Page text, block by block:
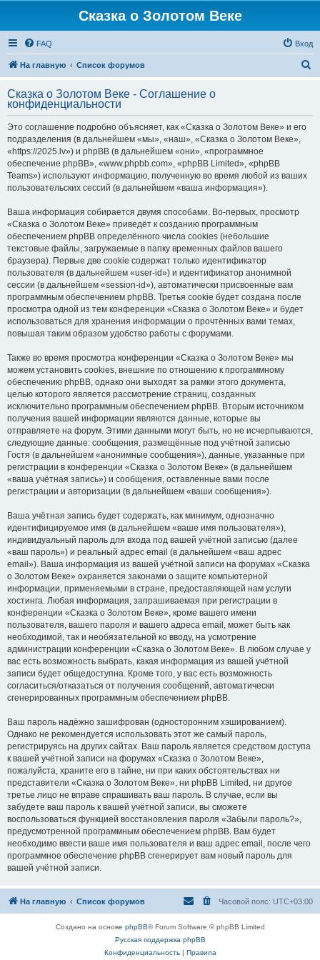
Сказка о Золотом Веке
FAQ Вход
На главную Список форумов
с
Сказка о Золотом Веке - Соглашение о
конфиденциальности
Это соглашение подробно объясняет, как «Сказка о Золотом Веке» и его
подразделения (в дальнейшем «мы», «наш», «Сказка о Золотом Веке»,
«https://2025.lv») и phpBB (в дальнейшем «они», «программное
обеспечение phpBB», «www.phpbb.com», «phpBB Limited», «phpBB
Teams») используют информацию, полученную во время любой из ваших
пользовательских сессий (в дальнейшем «ваша информация»).
Ваша информация собирается двумя способами. Во-первых, просмотр
«Сказка о Золотом Веке» приведёт к созданию программным
обеспечением phpBB определённого числа cookies (небольшие
текстовые файлы, загружаемые в папку временных файлов вашего
браузера). Первые две cookie содержат только идентификатор
пользователя (в дальнейшем «user-id») и идентификатор анонимной
сессии (в дальнейшем «session-id»), автоматически присвоенные вам
программным обеспечением phpBB. Третья cookie будет создана после
просмотра одной из тем конференции «Сказка о Золотом Веке» и будет
использоваться для хранения информации о прочтённых вами темах,
повышая таким образом удобство работы с форумами.
Также во время просмотра конференции «Сказка о Золотом Веке» мы
можем установить cookies, внешние по отношению к программному
обеспечению phpBB, однако они выходят за рамки этого документа,
целью которого является рассмотрение страниц, созданных
исключительно программным обеспечением phpBB. Вторым источником
получения вашей информации являются данные, которые вы
отправляете на форум. Этими данными могут быть, но не исчерпываются,
следующие данные: сообщения, размещённые под учётной записью
Гостя (в дальнейшем «анонимные сообщения»), данные, указанные при
регистрации в конференции «Сказка о Золотом Веке» (в дальнейшем
«ваша учётная запись») и сообщения, оставленные вами после
регистрации и авторизации (в дальнейшем «ваши сообщения»).
Ваша учётная запись будет содержать, как минимум, однозначно
идентифицируемое имя (в дальнейшем «ваше имя пользователя»),
индивидуальный пароль для входа под вашей учётной записью (далее
«ваш пароль») и реальный адрес email (в дальнейшем «ваш адрес
email»). Ваша информация из вашей учётной записи на форумах «Сказка
о Золотом Веке» охраняется законами о защите компьютерной
информации, применяемыми в стране, предоставляющей нам услуги
хостинга. Любая информация, запрашиваемая при регистрации в
конференции «Сказка о Золотом Веке», кроме вашего имени
пользователя, вашего пароля и вашего адреса email, может быть как
необходимой, так и необязательной ко вводу, на усмотрение
администрации конференции «Сказка о Золотом Веке». В любом случае у
вас есть возможность выбрать, какая информация из вашей учётной
записи будет общедоступна. Кроме того, у вас есть возможность
согласиться/отказаться от получения сообщений, автоматически
сгенерированных программным обеспечением phpBB.
Ваш пароль надёжно зашифрован (односторонним хэшированием).
Однако не рекомендуется использовать этот же самый пароль,
регистрируясь на других сайтах. Ваш пароль является средством доступа
к вашей учётной записи на форумах «Сказка о Золотом Веке»,
пожалуйста, храните его в тайне, ни при каких обстоятельствах ни
представители «Сказка о Золотом Веке», ни phpBB Limited, ни другое
третье лицо не вправе спрашивать ваш пароль. В случае, если вы
забудете ваш пароль к вашей учётной записи, вы сможете
воспользоваться функцией восстановления пароля «Забыли пароль?»,
предусмотренной программным обеспечением phpBB. Вам будет
необходимо ввести ваше имя пользователя и ваш адрес email, после чего
программное обеспечение phpBB сгенерирует вам новый пароль для
вашей учётной записи.
На главную Список форумов Часовой пояс: UTC+03:00
Создано на основе phpBB® Forum Software © phpBB Limited
Русская поддержка phpBB
Конфиденциальность| Правила